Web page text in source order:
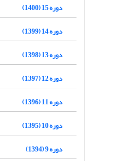
دوره 15 (1400)
دوره 14 (1399)
دوره 13 (1398)
دوره 12 (1397)
دوره 11 (1396)
دوره 10 (1395)
دوره 9 (1394)